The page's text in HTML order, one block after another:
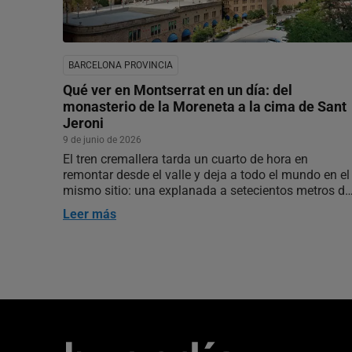
BARCELONA PROVINCIA
Qué ver en Montserrat en un día: del
monasterio de la Moreneta a la cima de Sant
Jeroni
9 de junio de 2026
El tren cremallera tarda un cuarto de hora en
remontar desde el valle y deja a todo el mundo en el
mismo sitio: una explanada a setecientos metros de
altura, frente a la fachada del monasterio. Desde ahí
arrancan dos Montserrat. Uno es el recinto que
Leer más